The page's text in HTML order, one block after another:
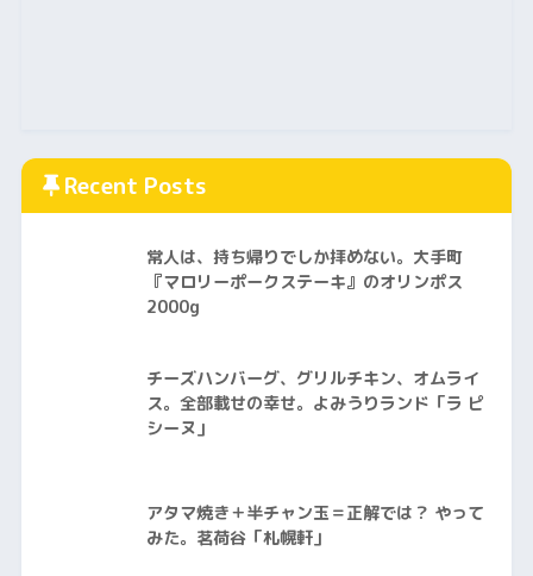
Recent Posts
常人は、持ち帰りでしか拝めない。大手町
『マロリーポークステーキ』のオリンポス
2000g
チーズハンバーグ、グリルチキン、オムライ
ス。全部載せの幸せ。よみうりランド「ラ ピ
シーヌ」
アタマ焼き＋半チャン玉＝正解では？ やって
みた。茗荷谷「札幌軒」